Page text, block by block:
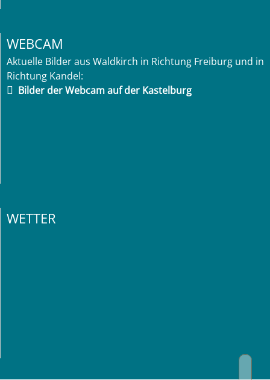
WEBCAM
Aktuelle Bilder aus Waldkirch in Richtung Freiburg und in
Richtung Kandel:
Bilder der Webcam auf der Kastelburg
WETTER